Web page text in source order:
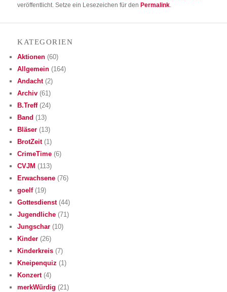
veröffentlicht. Setze ein Lesezeichen für den Permalink.
KATE­GO­RIEN
Aktionen (60)
Allgemein (164)
Andacht(2)
Archiv (61)
B.Treff(24)
Band (13)
Bläser (13)
BrotZeit(1)
CrimeTime (6)
CVJM (113)
Erwachsene (76)
goelf(19)
Gottesdienst(44)
Jugendliche (71)
Jungschar (10)
Kinder (26)
Kinderkreis (7)
Kneipenquiz (1)
Konzert(4)
merkWürdig (21)